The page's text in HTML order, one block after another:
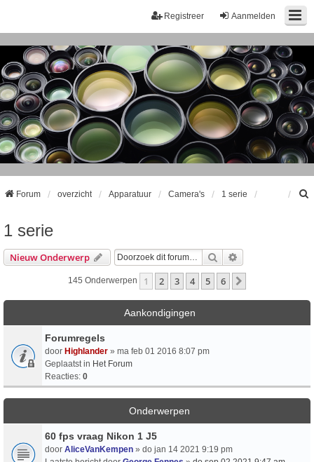
Aanmelden
Registreer
Forum overzicht Apparatuur Camera's 1 serie
1 serie
Nieuw Onderwerp Zoek
145 Onderwerpen 1 2 3 4 5 6
Aankondigingen
Forumregels
door Highlander » ma feb 01 2016 8:07 pm
Geplaatst in Het Forum
Reacties: 0
Onderwerpen
60 fps vraag Nikon 1 J5
door AliceVanKempen » do jan 14 2021 9:19 pm